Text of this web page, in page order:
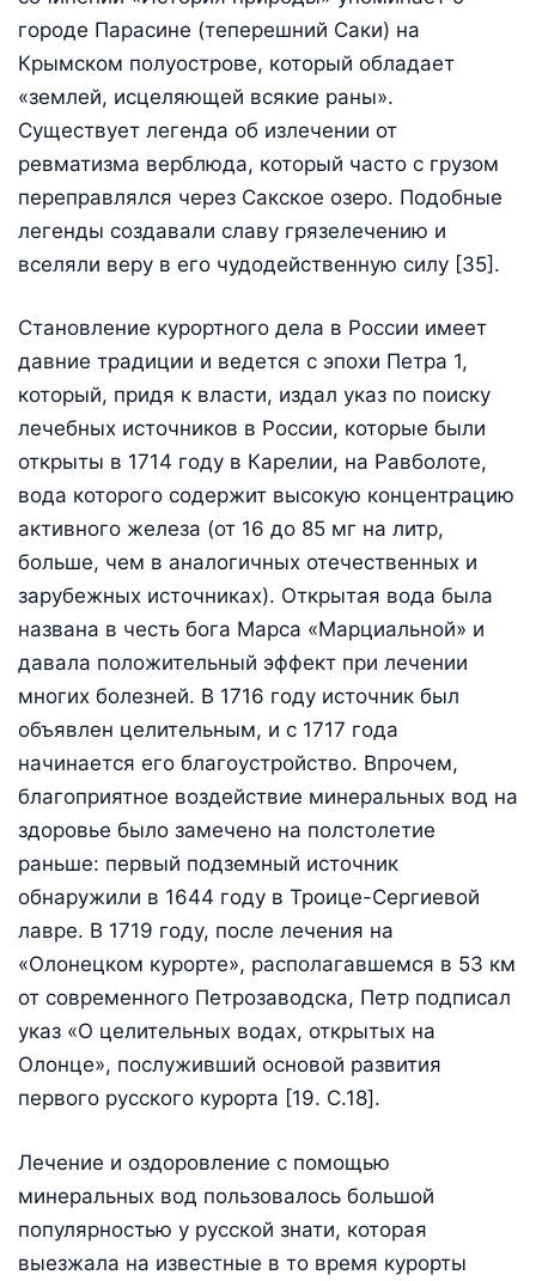
городе Парасине (теперешний Саки) на
Крымском полуострове, который обладает
«землей, исцеляющей всякие раны».
Существует легенда об излечении от
ревматизма верблюда, который часто с грузом
переправлялся через Сакское озеро. Подобные
легенды создавали славу грязелечению и
вселяли веру в его чудодейственную силу [35].
Становление курортного дела в России имеет
давние традиции и ведется с эпохи Петра 1,
который, придя к власти, издал указ по поиску
лечебных источников в России, которые были
открыты в 1714 году в Карелии, на Равболоте,
вода которого содержит высокую концентрацию
активного железа (от 16 до 85 мг на литр,
больше, чем в аналогичных отечественных и
зарубежных источниках). Открытая вода была
названа в честь бога Марса «Марциальной» и
давала положительный эффект при лечении
многих болезней. В 1716 году источник был
объявлен целительным, и с 1717 года
начинается его благоустройство. Впрочем,
благоприятное воздействие минеральных вод на
здоровье было замечено на полстолетие
раньше: первый подземный источник
обнаружили в 1644 году в Троице-Сергиевой
лавре. В 1719 году, после лечения на
«Олонецком курорте», располагавшемся в 53 км
от современного Петрозаводска, Петр подписал
указ «О целительных водах, открытых на
Олонце», послуживший основой развития
первого русского курорта [19. C.18].
Лечение и оздоровление с помощью
минеральных вод пользовалось большой
популярностью у русской знати, которая
выезжала на известные в то время курорты